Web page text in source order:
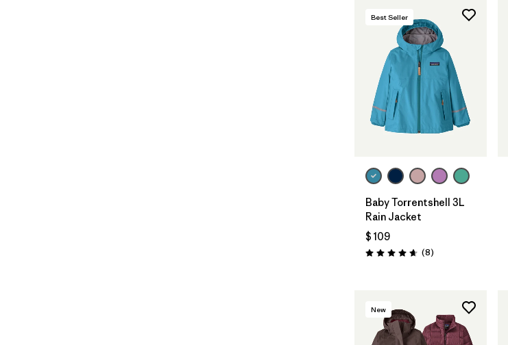
Best Seller
Baby Torrentshell 3L
Rain Jacket
$ 109
Valoración: 4.6 / 5
(8Comentarios
)
New